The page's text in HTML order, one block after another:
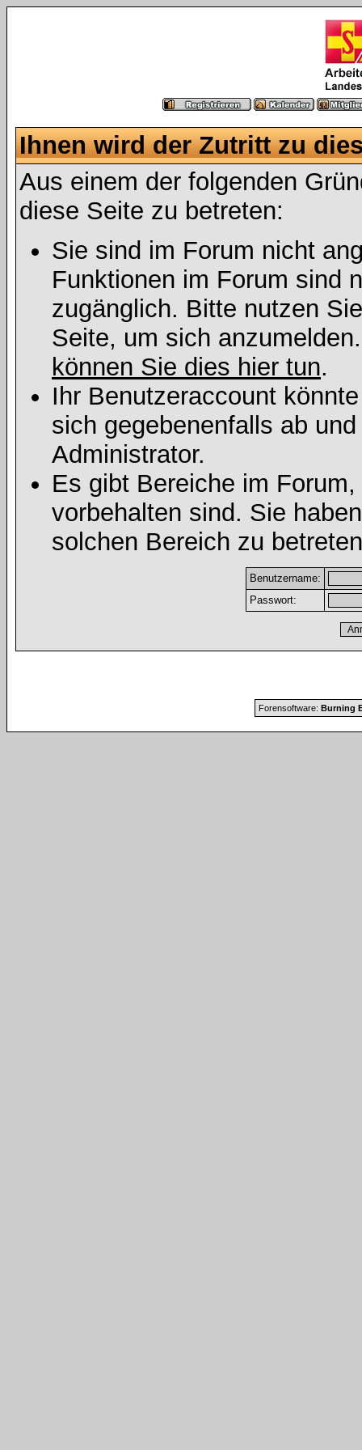
Ihnen wird der Zutritt zu
Aus einem der folgenden
diese Seite zu betreten:
Sie sind im Forum nicht
Funktionen im Forum sind
zugänglich. Bitte nutzen
Seite, um sich
können Sie dies hier tun.
Ihr Benutzeraccount
sich gegebenenfalls ab
Administrator.
Es gibt Bereiche im
vorbehalten sind. Sie
solchen Bereich zu
Benutzername:
Passwort:
Forensoftware: Burning